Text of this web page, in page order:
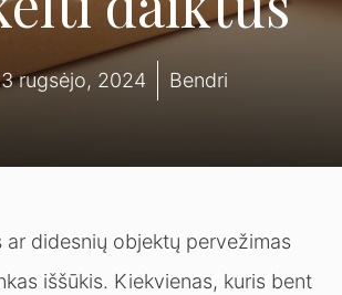
3 rugsėjo, 2024 Bendri
ar didesnių objektų pervežimas
iššūkis. Kiekvienas, kuris bent